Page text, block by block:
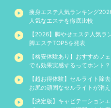
痩身エステ人気ランキング
人気なエステを徹底比較
【2026】脚やせエステ人気
脚エステTOP5を発表
【格安体験あり】おすすめフ
でも効果実感するってホント？
【超お得体験】セルライト除
お尻の頑固なセルライトが消
【決定版】キャビテーション